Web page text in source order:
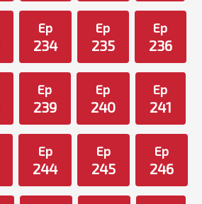
Ep
234
Ep
235
Ep
236
Ep
239
Ep
240
Ep
241
Ep
244
Ep
245
Ep
246